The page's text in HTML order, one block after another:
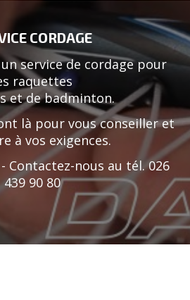
CORDAGE
service de cordage pour
raquettes
et de badminton.
là pour vous conseiller et
à vos exigences.
- Contactez-nous au tél. 026
439 90 80